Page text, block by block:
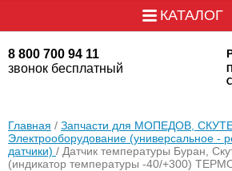
8 800 700 94 11
звонок бесплатный
КАТАЛОГ
Главная / Запчасти для МОПЕДОВ,
Электрооборудование (универсальное -
датчики) / Датчик температуры Буран,
(индикатор температуры -40/+300)